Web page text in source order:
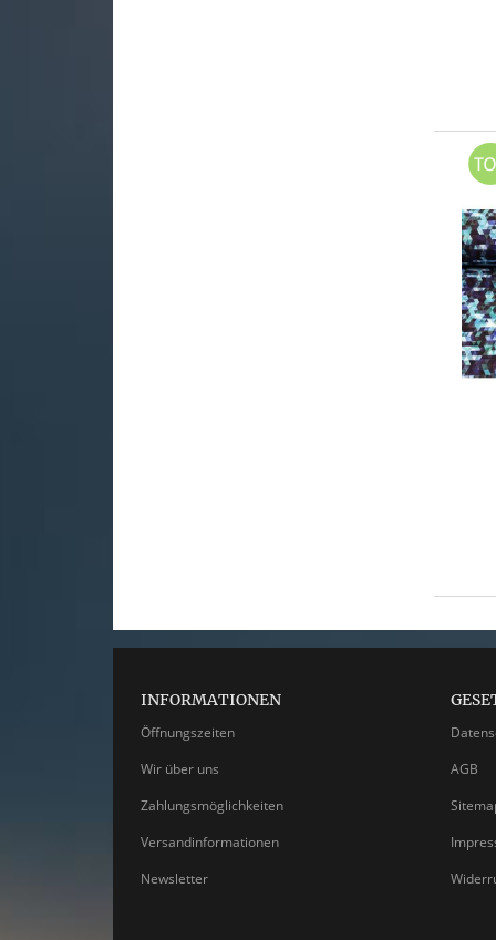
INFORMATIONEN
Öffnungszeiten
Wir über uns
Zahlungsmöglichkeiten
Versandinformationen
Newsletter
AGB